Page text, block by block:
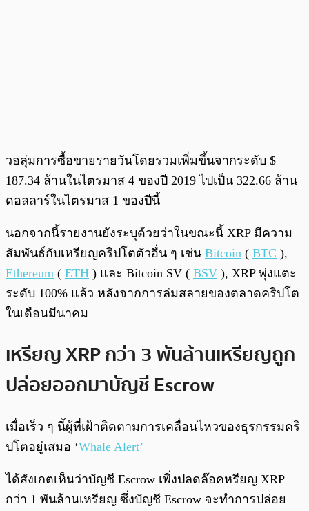
วอลุ่มการซื้อขายรายวันโดยรวมเพิ่มขึ้นจากระดับ $
187.34 ล้านในไตรมาส 4 ของปี 2019 ไปเป็น 322.66 ล้าน
ดอลลาร์ในไตรมาส 1 ของปีนี้
นอกจากนี้รายงานยังระบุด้วยว่าในขณะนี้ XRP มีความ
สัมพันธ์กับเหรียญคริปโตตัวอื่น ๆ เช่น Bitcoin ( BTC ),
Ethereum ( ETH ) และ Bitcoin SV ( BSV ), XRP พุ่งแตะ
ระดับ 100% แล้ว หลังจากการล่มสลายของตลาดคริปโต
ในเดือนมีนาคม
เหรียญ XRP กว่า 3 พันล้านเหรียญถูก
ปล่อยออกมาบัญชี Escrow
เมื่อเร็ว ๆ นี้ผู้ที่เฝ้าติดตามการเคลื่อนไหวของธุรกรรมคริ
ปโตอยู่เสมอ ‘Whale Alert’
ได้สังเกตเห็นว่าบัญชี Escrow เพิ่งปลดล๊อคหรียญ XRP
กว่า 1 พันล้านเหรียญ ซึ่งบัญชี Escrow จะทำการปล่อย